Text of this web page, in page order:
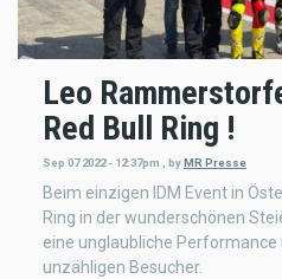
Leo
Red Bull Ring !
Sep 07 2022 - 12:37pm , by MR Presse
Beim einzigen IDM Event in
Ring in der wunderschönen
eine unglaubliche
unzähligen Besucher.